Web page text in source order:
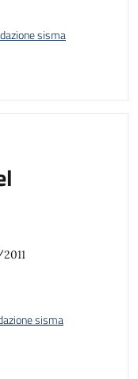
sisma
sisma